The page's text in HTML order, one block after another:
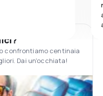
confrontiamo centinaia
Dai un'occhiata!